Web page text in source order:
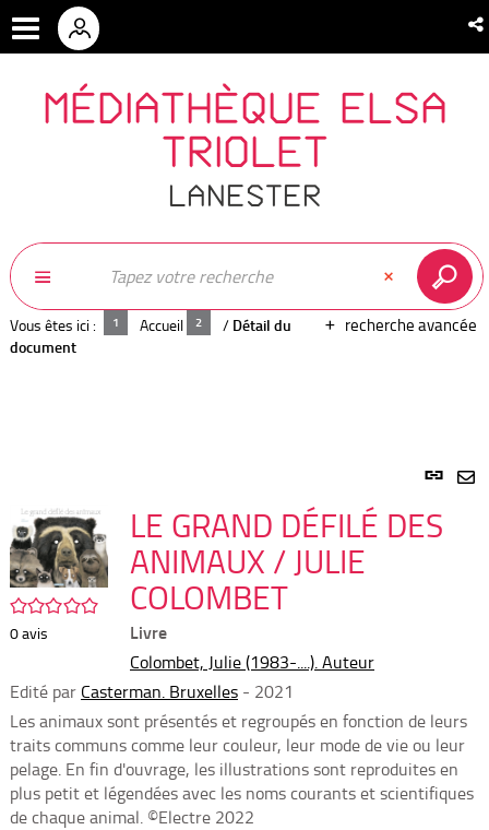
MÉDIATHÈQUE ELSA
TRIOLET
LANESTER
recherche avancée
Vous êtes ici : Accueil / Détail du
document
Lien
/5
0avis
LE GRAND DÉFILÉ DES
ANIMAUX / JULIE
COLOMBET
Livre
Colombet, Julie (1983-....). Auteur
Edité par Casterman. Bruxelles - 2021
Les animaux sont présentés et regroupés en fonction de leurs
traits communs comme leur couleur, leur mode de vie ou leur
pelage. En fin d'ouvrage, les illustrations sont reproduites en
plus petit et légendées avec les noms courants et scientifiques
de chaque animal. ©Electre 2022